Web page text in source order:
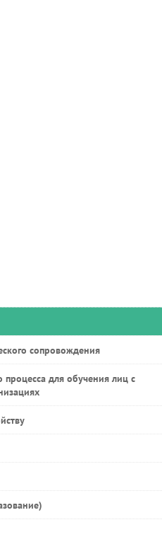
сопровождения
процесса для обучения лиц с